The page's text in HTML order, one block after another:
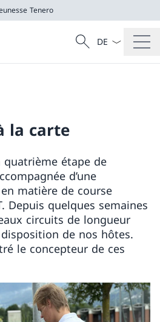
Tenero
Recherche
Recherche
La langue
la carte
quatrième étape de
d’une
matière de course
Depuis quelques semaines
circuits de longueur
de nos hôtes.
le concepteur de ces